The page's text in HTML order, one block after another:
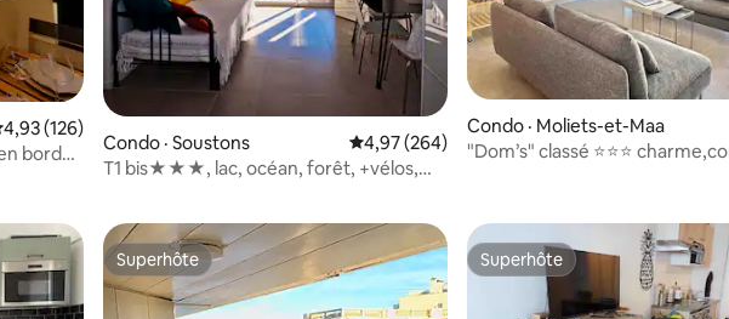
moyenne de 4,93 sur 5, 126 commentaires
4,93 (126)
bord
Condo · Soustons Note moyenne de 4,97 sur 5, 264
4,97 (264)
T1 bis★★★, lac, océan, forêt, +vélos,
Condo · Moliets-et-Maa
"Dom’s" classé ⭐️⭐️⭐️
Superhôte
Superhôte Superhôte
Superhôte